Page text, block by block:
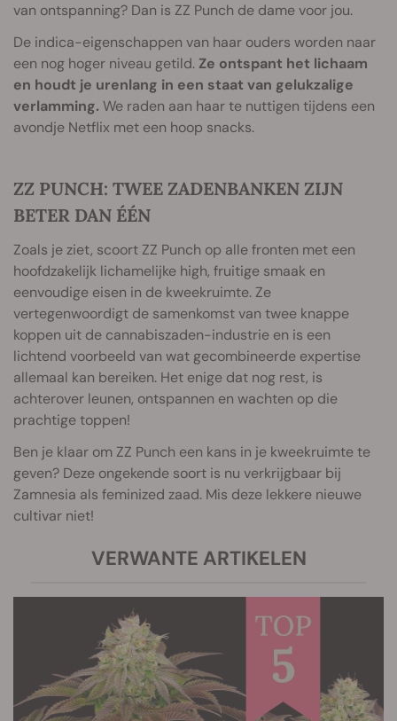
van ontspanning? Dan is ZZ Punch de dame voor jou.
De indica-eigenschappen van haar ouders worden naar
een nog hoger niveau getild. Ze ontspant het lichaam
en houdt je urenlang in een staat van gelukzalige
verlamming. We raden aan haar te nuttigen tijdens een
avondje Netflix met een hoop snacks.
ZZ PUNCH: TWEE ZADENBANKEN ZIJN
BETER DAN ÉÉN
Zoals je ziet, scoort ZZ Punch op alle fronten met een
hoofdzakelijk lichamelijke high, fruitige smaak en
eenvoudige eisen in de kweekruimte. Ze
vertegenwoordigt de samenkomst van twee knappe
koppen uit de cannabiszaden-industrie en is een
lichtend voorbeeld van wat gecombineerde expertise
allemaal kan bereiken. Het enige dat nog rest, is
achterover leunen, ontspannen en wachten op die
prachtige toppen!
Ben je klaar om ZZ Punch een kans in je kweekruimte te
geven? Deze ongekende soort is nu verkrijgbaar bij
Zamnesia als feminized zaad. Mis deze lekkere nieuwe
cultivar niet!
VERWANTE ARTIKELEN